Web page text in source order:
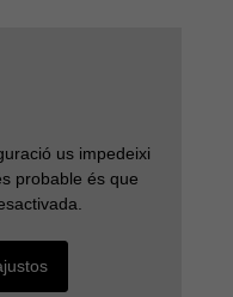
us impedeixi
probable és que